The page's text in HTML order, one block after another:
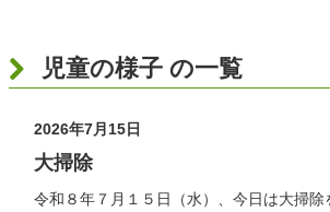
児童の様子 の一覧
2026年7月15日
大掃除
令和８年７月１５日（水）、今日は大掃除